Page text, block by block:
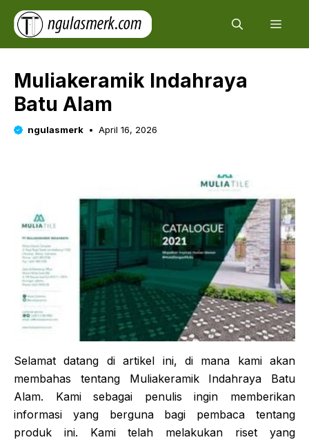
Skip
content
Muliakeramik Indahraya
Batu Alam
ngulasmerk April 16, 2026
Selamat datang di artikel ini, di mana kami akan
membahas tentang Muliakeramik Indahraya Batu
Alam. Kami sebagai penulis ingin memberikan
informasi yang berguna bagi pembaca tentang
produk ini. Kami telah melakukan riset yang